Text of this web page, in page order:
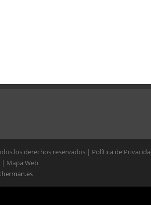
los derechos reservados | Política de
| Mapa Web